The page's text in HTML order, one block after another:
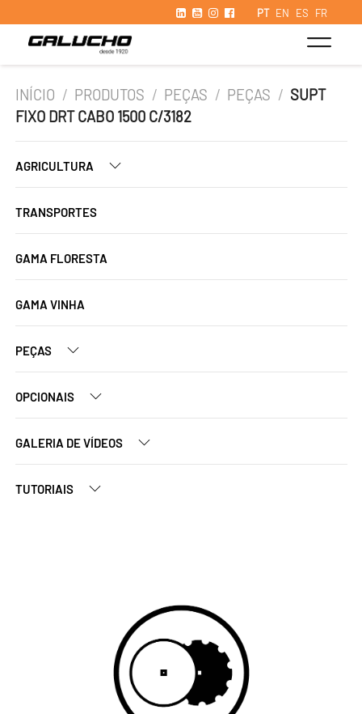
PT EN ES FR
INÍCIO / PRODUTOS / PEÇAS / PEÇAS / SUPT
FIXO DRT CABO 1500 C/3182
AGRICULTURA
TRANSPORTES
GAMA FLORESTA
GAMA VINHA
PEÇAS
OPCIONAIS
GALERIA DE VÍDEOS
TUTORIAIS